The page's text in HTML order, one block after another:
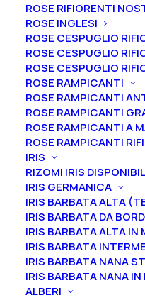
ROSE RIFIORENTI
ROSE INGLESI
ROSE CESPUGLIO
ROSE CESPUGLIO
ROSE CESPUGLIO
ROSE RAMPICANTI
ROSE RAMPICANTI
ROSE RAMPICANTI
ROSE RAMPICANTI A
ROSE RAMPICANTI
IRIS
RIZOMI IRIS
IRIS GERMANICA
IRIS BARBATA ALTA
IRIS BARBATA DA
IRIS BARBATA ALTA
IRIS BARBATA
IRIS BARBATA NANA
IRIS BARBATA NANA
ALBERI
Rosa
rifiorenti
Capucci®”
20,00€
Varietà adatta a essere
Rosa
cespuglio
grandi
fiori
rifiorenti
toscane
"Roberto
Ordina subito
Puoi acquistare ora
indicando la
quantità